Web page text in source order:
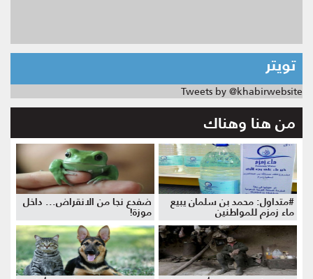
تويتر
Tweets by @khabirwebsite
من هنا وهناك
#متداول: محمد بن سلمان يبيع
ماء زمزم للمواطنين
ضفدع نجا من الانقراض... داخل
موزة!